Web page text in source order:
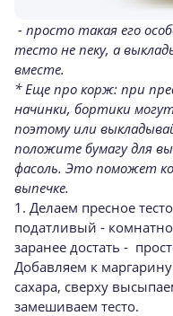
- просто такая его
тесто не пеку, а
вместе.
* Еще про корж: при
начинки, бортики
поэтому или
положите бумагу для
фасоль. Это поможет
выпечке.
1. Делаем пресное
податливый -
заранее достать -
Добавляем к
сахара, сверху
замешиваем тесто.